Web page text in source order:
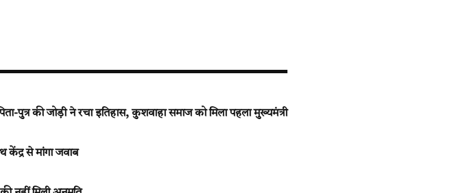
पुत्र की जोड़ी ने रचा इतिहास, कुशवाहा समाज को मिला पहला मुख्यमंत्री
केंद्र से मांगा जवाब